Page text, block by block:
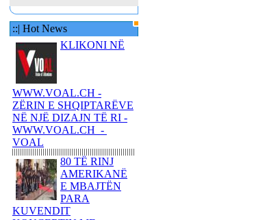
BARCELONA NË
FINALEN EVROPIANE
POLAKËT PO
PËRGATITEN PËR LUFTË
REPUBLIKA E KOSOVËS
DHE REPUBLIKA E
SHQIPËRISË - BASHKË
NË KANË
80 AMERIKANË
KËNDOJNË SOT PARA
::| Hot News
KLIKONI NË
WWW.VOAL.CH -
ZËRIN E SHQIPTARËVE
NË NJË DIZAJN TË RI -
WWW.VOAL.CH -
VOAL
80 TË RINJ
AMERIKANË
E MBAJTËN
PARA
KUVENDIT